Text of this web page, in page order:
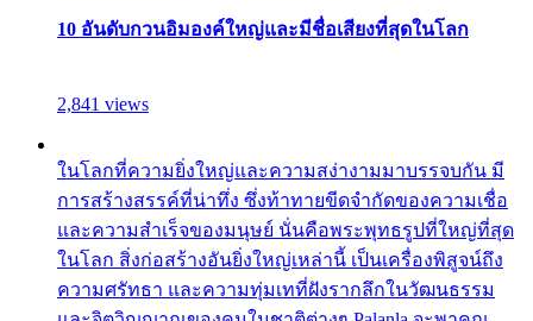
10 อันดับกวนอิมองค์ใหญ่และมีชื่อเสียงที่สุดในโลก
2,841 views
ในโลกที่ความยิ่งใหญ่และความสง่างามมาบรรจบกัน มี
การสร้างสรรค์ที่น่าทึ่ง ซึ่งท้าทายขีดจำกัดของความเชื่อ
และความสำเร็จของมนุษย์ นั่นคือพระพุทธรูปที่ใหญ่ที่สุด
ในโลก สิ่งก่อสร้างอันยิ่งใหญ่เหล่านี้ เป็นเครื่องพิสูจน์ถึง
ความศรัทธา และความทุ่มเทที่ฝังรากลึกในวัฒนธรรม